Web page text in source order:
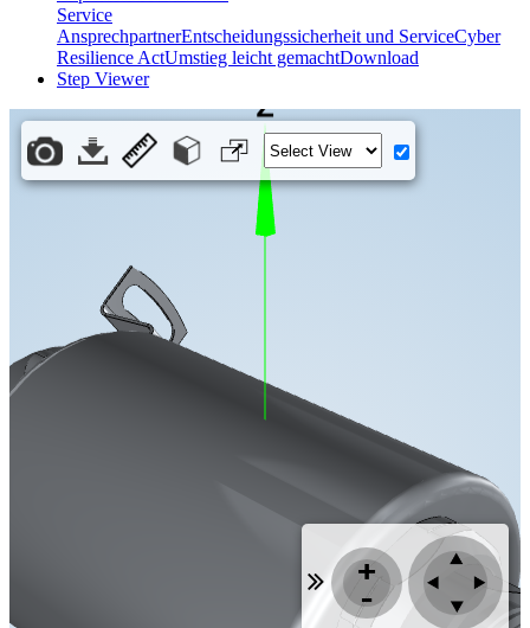
Service
AnsprechpartnerEntscheidungssicherheit und ServiceCyber
Resilience ActUmstieg leicht gemachtDownload
Step Viewer